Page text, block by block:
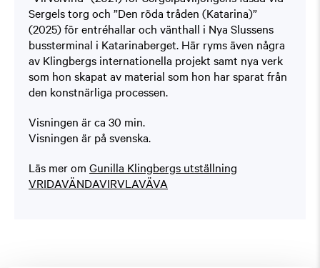
Sergels torg och ”Den röda tråden (Katarina)”
(2025) för entréhallar och vänthall i Nya Slussens
bussterminal i Katarinaberget. Här ryms även några
av Klingbergs internationella projekt samt nya verk
som hon skapat av material som hon har sparat från
den konstnärliga processen.
Visningen är ca 30 min.
Visningen är på svenska.
Läs mer om Gunilla Klingbergs utställning
VRIDAVÄNDAVIRVLAVÄVA